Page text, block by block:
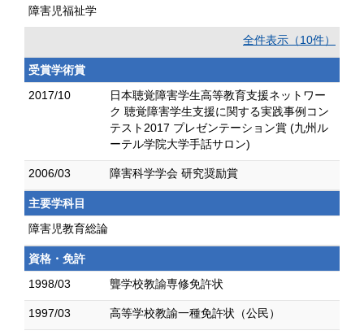
障害児福祉学
全件表示（10件）
受賞学術賞
2017/10
日本聴覚障害学生高等教育支援ネットワー
ク 聴覚障害学生支援に関する実践事例コン
テスト2017 プレゼンテーション賞 (九州ル
ーテル学院大学手話サロン)
2006/03 障害科学学会 研究奨励賞
主要学科目
障害児教育総論
資格・免許
1998/03
聾学校教諭専修免許状
1997/03 高等学校教諭一種免許状（公民）